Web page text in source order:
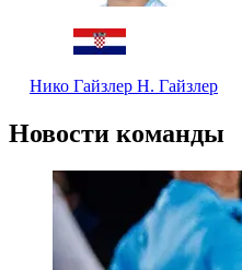
Нико Гайзлер Н. Гайзлер
Новости команды